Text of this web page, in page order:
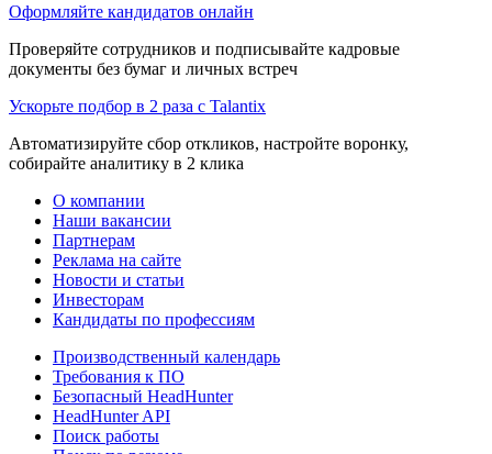
Оформляйте кандидатов онлайн
Проверяйте сотрудников и подписывайте кадровые
документы без бумаг и личных встреч
Ускорьте подбор в 2 раза с Talantix
Автоматизируйте сбор откликов, настройте воронку,
собирайте аналитику в 2 клика
О компании
Наши вакансии
Партнерам
Реклама на сайте
Новости и статьи
Инвесторам
Кандидаты по профессиям
Производственный календарь
Требования к ПО
Безопасный HeadHunter
HeadHunter API
Поиск работы